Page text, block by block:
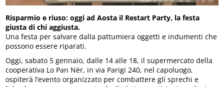
Risparmio e riuso: oggi ad Aosta il Restart Party, la festa
giusta di chi aggiusta.
Una festa per salvare dalla pattumiera oggetti e indumenti che
possono essere riparati.
Oggi, sabato 5 gennaio, dalle 14 alle 18, il supermercato della
cooperativa Lo Pan Nër, in via Parigi 240, nel capoluogo,
ospiterà l’evento organizzato per combattere gli sprechi e